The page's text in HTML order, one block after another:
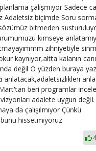
çalışmıyor Sadece
Adaletsiz biçimde Soru
bitmeden
kimseye
zihniyetiyle
kaynıyor,altta kalanın canı
değil O yüzden buraya
anlatacak,adaletsizlikleri
beri programlar
adalete uygun
da çalışılmıyor Çünkü
hissetmiyoruz
4